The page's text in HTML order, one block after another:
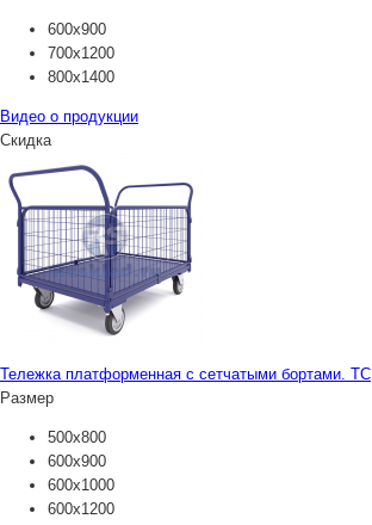
600х900
700х1200
800х1400
Видео о продукции
Скидка
Тележка платформенная с сетчатыми бортами. ТС
Размер
500х800
600х900
600х1000
600х1200